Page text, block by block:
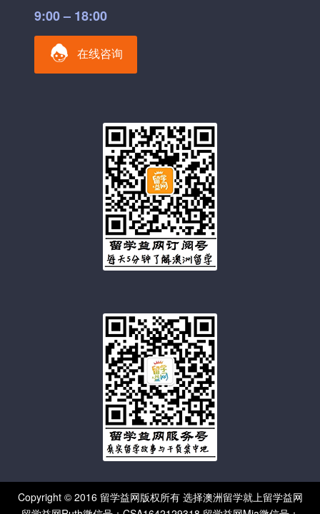
9:00 – 18:00
在线咨询
Copyright © 2016 留学益网版权所有 选择澳洲留学就上留学益网